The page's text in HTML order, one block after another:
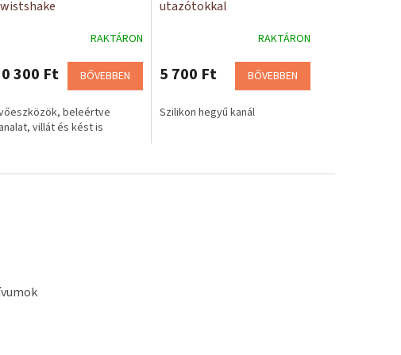
RAKTÁRON
300 Ft BŐVEBBEN
beleértve
villát és kést is
utazótokkal
RAKTÁRON
5 700 Ft BŐVEBBEN
Szilikon hegyű kanál